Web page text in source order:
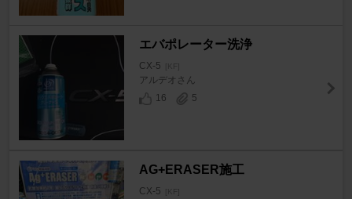
エバポレーター洗浄
CX-5 [KF]
アルデオさん
16
5
AG+ERASER施工
CX-5 [KF]